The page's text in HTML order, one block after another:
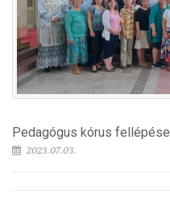
Pedagógus kórus fellépése
2023.07.03.